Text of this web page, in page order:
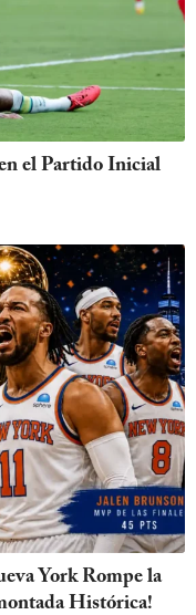
el Partido Inicial
York Rompe la
Histórica!